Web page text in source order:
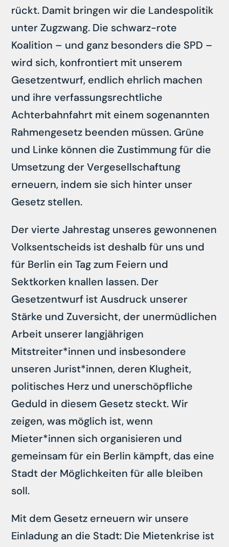
rückt. Damit bringen wir die Landespolitik
unter Zugzwang. Die schwarz-rote
Koalition – und ganz besonders die SPD –
wird sich, konfrontiert mit unserem
Gesetzentwurf, endlich ehrlich machen
und ihre verfassungsrechtliche
Achterbahnfahrt mit einem sogenannten
Rahmengesetz beenden müssen. Grüne
und Linke können die Zustimmung für die
Umsetzung der Vergesellschaftung
erneuern, indem sie sich hinter unser
Gesetz stellen.
Der vierte Jahrestag unseres gewonnenen
Volksentscheids ist deshalb für uns und
für Berlin ein Tag zum Feiern und
Sektkorken knallen lassen. Der
Gesetzentwurf ist Ausdruck unserer
Stärke und Zuversicht, der unermüdlichen
Arbeit unserer langjährigen
Mitstreiter*innen und insbesondere
unseren Jurist*innen, deren Klugheit,
politisches Herz und unerschöpfliche
Geduld in diesem Gesetz steckt. Wir
zeigen, was möglich ist, wenn
Mieter*innen sich organisieren und
gemeinsam für ein Berlin kämpft, das eine
Stadt der Möglichkeiten für alle bleiben
soll.
Mit dem Gesetz erneuern wir unsere
Einladung an die Stadt: Die Mietenkrise ist